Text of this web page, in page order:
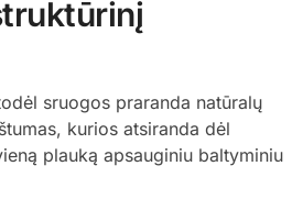
sruogos praranda natūralų
kurios atsiranda dėl
plauką apsauginiu baltyminiu